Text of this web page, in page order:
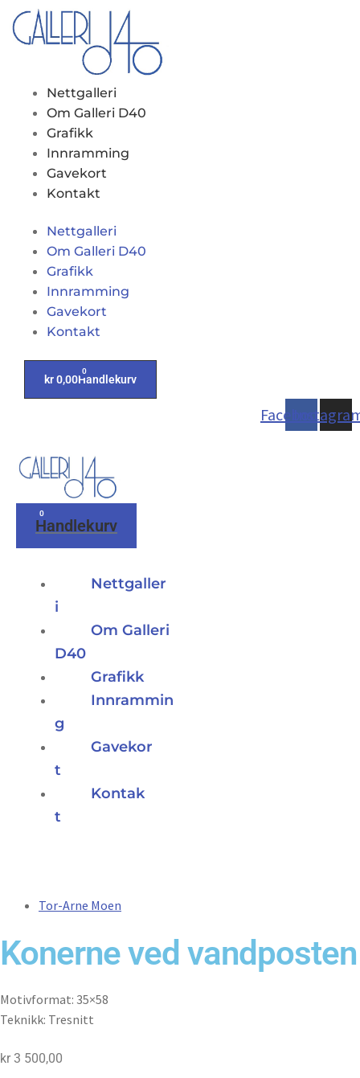
Nettgalleri
Om Galleri D40
Grafikk
Innramming
Gavekort
Kontakt
Nettgalleri
Om Galleri D40
Grafikk
Innramming
Gavekort
Kontakt
kr0,00
0
Handlekurv
Facebook
0
Handlekurv
Nettgaller
i
Om Galleri
D40
Grafikk
Innrammin
g
Gavekor
t
Kontak
t
Tor-Arne Moen
Konerne ved vandposten
Motivformat: 35×58
Teknikk: Tresnitt
kr 3 500,00